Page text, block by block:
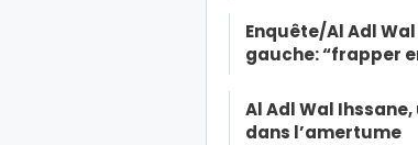
Enquête/Al Adl
gauche: “frapper
Al Adl Wal
dans l’amertume